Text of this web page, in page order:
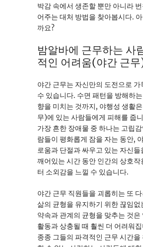
박감 속에서 생존할 뿐만 아니라
어주는 대처 방법을 찾아봅시다.
까요?
밤알바에 근무하는 사
적인 어려움(야간 근
야간 근무는 자신만의 도전으로 가
수 있습니다. 수면 패턴을 방해하
향을 미치는 것까지, 야행성 생활
무)에 있는 사람들에게 피해를 줍
가장 흔한 장애물 중 하나는 고립
람들이 평화롭게 잠을 자는 동안,
로움과 단절과 싸우고 있는 자신
깨어있는 시간 동안 인간의 상호
터 소외감을 느낄 수 있습니다.
야간 근무 직원들을 괴롭히는 또
삶의 균형을 유지하기 위한 끊임
약속과 관계의 균형을 맞추는 것
활동과 상충될 때 훨씬 더 어려워
종종 그들의 파격적인 근무 시간